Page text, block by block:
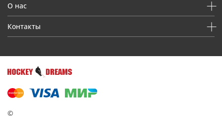
О нас
Контакты
©